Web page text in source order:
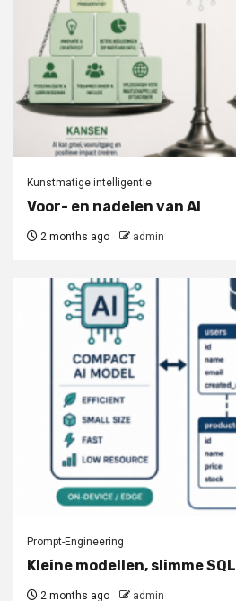
Kunstmatige intelligentie
Voor- en nadelen van AI
2 months ago admin
Prompt-Engineering
Kleine modellen, slimme SQL
2 months ago admin